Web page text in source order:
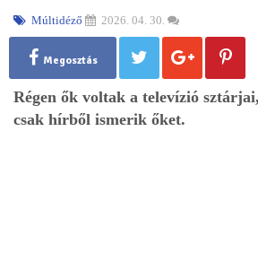
Múltidéző 2026. 04. 30.
Megosztás
Régen ők voltak a televízió
csak hírből ismerik őket.